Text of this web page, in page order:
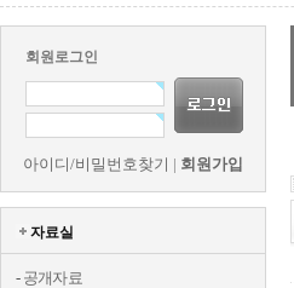
회원로그인
아이디/비밀번호찾기 | 회원가입
자료실
- 공개자료